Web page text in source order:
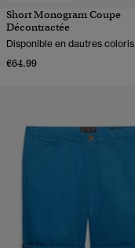
Short Monogram Coupe
Décontractée
Disponible en dautres coloris
€64.99